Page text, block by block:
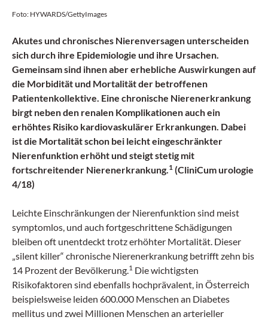
Foto: HYWARDS/GettyImages
Akutes und chronisches Nierenversagen unterscheiden
sich durch ihre Epidemiologie und ihre Ursachen.
Gemeinsam sind ihnen aber erhebliche Auswirkungen auf
die Morbidität und Mortalität der betroffenen
Patientenkollektive. Eine chronische Nierenerkrankung
birgt neben den renalen Komplikationen auch ein
erhöhtes Risiko kardiovaskulärer Erkrankungen. Dabei
ist die Mortalität schon bei leicht eingeschränkter
Nierenfunktion erhöht und steigt stetig mit
fortschreitender Nierenerkrankung.1 (CliniCum urologie
4/18)
Leichte Einschränkungen der Nierenfunktion sind meist
symptomlos, und auch fortgeschrittene Schädigungen
bleiben oft unentdeckt trotz erhöhter Mortalität. Dieser
„silent killer“ chronische Nierenerkrankung betrifft zehn bis
14 Prozent der Bevölkerung.1 Die wichtigsten
Risikofaktoren sind ebenfalls hochprävalent, in Österreich
beispielsweise leiden 600.000 Menschen an Diabetes
mellitus und zwei Millionen Menschen an arterieller